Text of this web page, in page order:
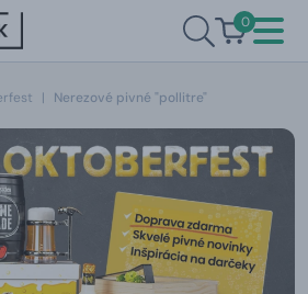
0
| Nerezové pivné "pollitre"